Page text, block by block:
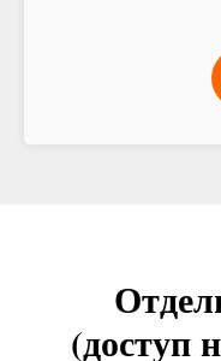
(доступ